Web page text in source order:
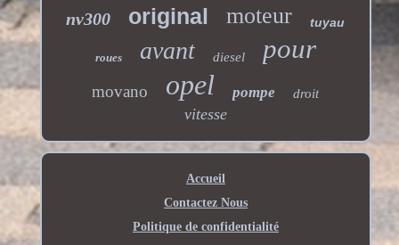
nv300 original moteur tuyau
roues avant diesel pour
movano opel pompe droit
vitesse
Accueil
Contactez Nous
Politique de confidentialité